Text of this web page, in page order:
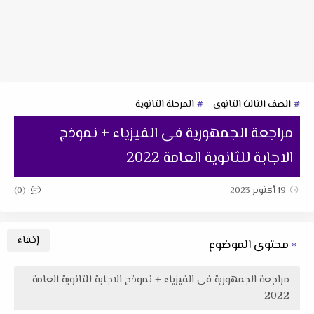
الصف الثالث الثانوى المرحلة الثانوية
مراجعة الجمهورية فى الفيزياء + نموذج
الاجابة للثانوية العامة 2022
19 أكتوبر 2023 (0)
محتوى الموضوع
مراجعة الجمهورية فى الفيزياء + نموذج الاجابة للثانوية العامة
2022